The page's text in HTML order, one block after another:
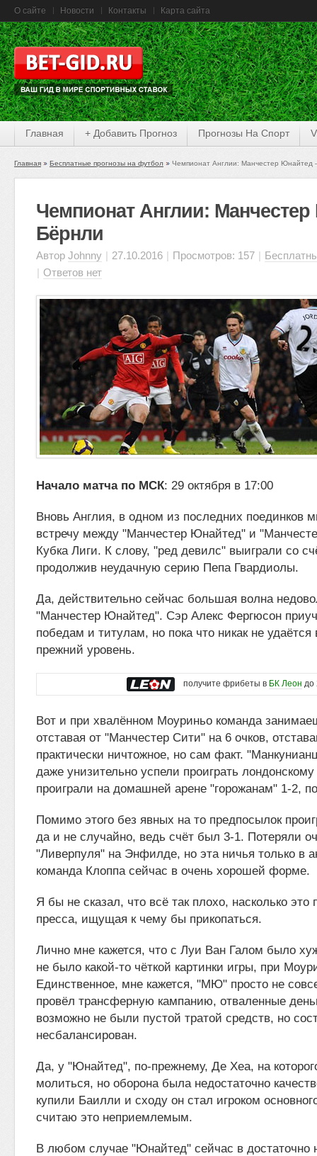
О сайте Новости Контакты Карта сайта
Главная + Добавить Прогноз Прогнозы На Спорт
Главная Бесплатные прогнозы на футбол Чемпионат Англии: Манчестер
Чемпионат Англии:
Бёрнли
Автор Johnny | 27.10.2016 | Просмотров: 157 |
| Ответов нет
Начало матча по МСК: 29 октября в 17:00
Вновь Англия, в одном из последних поединков
встречу между "Манчестер Юнайтед" и
Кубка Лиги. К слову, "ред девилс" выиграли со
продолжив неудачную серию Пепа Гвардиолы.
Да, действительно сейчас большая волна
"Манчестер Юнайтед". Сэр Алекс Фергюсон
победам и титулам, но пока что никак не удаётся
прежний уровень.
получите фрибеты в БК Леон до
Вот и при хвалённом Моуриньо команда
отставая от "Манчестер Сити" на 6 очков,
практически ничтожное, но сам факт.
даже унизительно успели проиграть
проиграли на домашней арене "горожанам" 1-2,
Помимо этого без явных на то предпосылок
да и не случайно, ведь счёт был 3-1. Потеряли
"Ливерпуля" на Энфилде, но эта ничья только в
команда Клоппа сейчас в очень хорошей форме.
Я бы не сказал, что всё так плохо, насколько это
пресса, ищущая к чему бы прикопаться.
Лично мне кажется, что с Луи Ван Галом было
не было какой-то чёткой картинки игры, при
Единственное, мне кажется, "МЮ" просто не
провёл трансферную кампанию, отваленные
возможно не были пустой тратой средств, но
несбалансирован.
Да, у "Юнайтед", по-прежнему, Де Хеа, на
молиться, но оборона была недостаточно
купили Баилли и сходу он стал игроком
считаю это неприемлемым.
В любом случае "Юнайтед" сейчас в достаточно